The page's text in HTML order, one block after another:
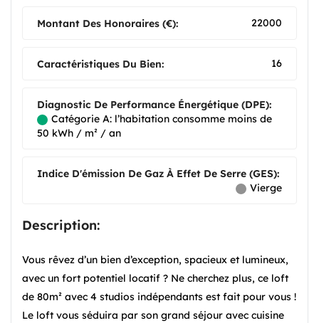
Montant Des Honoraires (€): 22000
Caractéristiques Du Bien: 16
Diagnostic De Performance Énergétique (DPE):
Catégorie A: l’habitation consomme moins de
50 kWh / m² / an
Indice D'émission De Gaz À Effet De Serre (GES):
Vierge
Description:
Vous rêvez d’un bien d’exception, spacieux et lumineux,
avec un fort potentiel locatif ? Ne cherchez plus, ce loft
de 80m² avec 4 studios indépendants est fait pour vous !
Le loft vous séduira par son grand séjour avec cuisine